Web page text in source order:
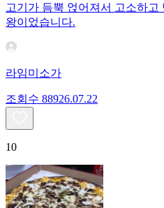
고기가 듬뿍 얹어져서 고소하
왕이었습니다.
라임미소가
조회수 88926.07.22
10